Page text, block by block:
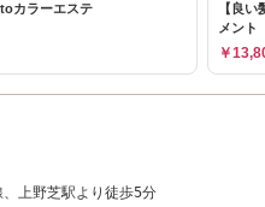
カラーエステ
【良
メント
￥
上野芝駅より徒歩5分